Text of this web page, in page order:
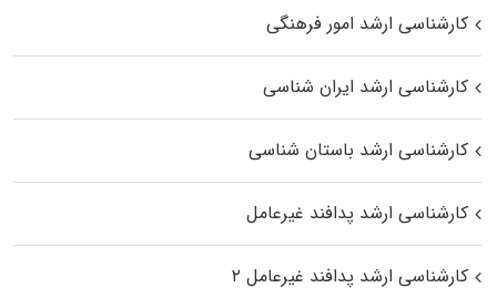
کارشناسی ارشد امور فرهنگی
کارشناسی ارشد ایران شناسی
کارشناسی ارشد باستان شناسی
کارشناسی ارشد پدافند غیرعامل
کارشناسی ارشد پدافند غیرعامل ۲